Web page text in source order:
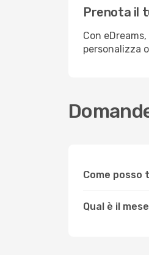
Prenota il
Con
personalizza
Come posso
Qual è il